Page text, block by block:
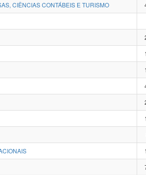
CIÊNCIAS CONTÁBEIS E TURISMO